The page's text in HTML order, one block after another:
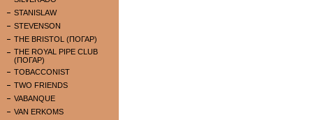
STANISLAW
STEVENSON
THE BRISTOL (ПОГАР)
THE ROYAL PIPE CLUB
(ПОГАР)
TOBACCONIST
TWO FRIENDS
VABANQUE
VAN ERKOMS